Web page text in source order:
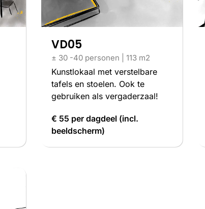
VD05
± 30 -40 personen | 113 m2
Kunstlokaal met verstelbare
tafels en stoelen. Ook te
gebruiken als vergaderzaal!
€ 55 per dagdeel (incl.
beeldscherm)